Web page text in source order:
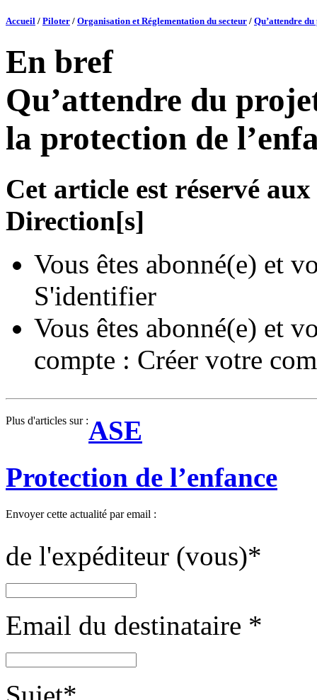
Accueil / Piloter / Organisation et Réglementation du secteur / Qu’attendre
En bref
Qu’attendre du
la protection de
Cet article est réservé
Direction[s]
Vous êtes abonné(e) et
S'identifier
Vous êtes abonné(e) et
compte : Créer votre
Plus d'articles sur :ASE
Protection de l’enfance
Envoyer cette actualité par email :
de l'expéditeur (vous)*
Email du destinataire *